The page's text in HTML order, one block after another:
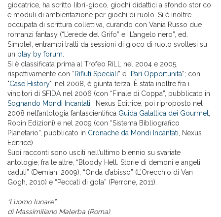
giocatrice, ha scritto libri-gioco, giochi didattici a sfondo storico
e moduli di ambientazione per giochi di ruolo. Si è inoltre
occupata di scrittura collettiva, curando con Vania Russo due
romanzi fantasy (“L’erede del Grifo” e “L’angelo nero”, ed.
Simple), entrambi tratti da sessioni di gioco di ruolo svoltesi su
un play by forum
Si è classificata prima al Trofeo RiLL nel 2004 e 2005,
rispettivamente con “Rifiuti Speciali” e “Pari Opportunità”; con
"Case History", nel 2008, è giunta terza. È stata inoltre fra i
vincitori di SFIDA nel 2006 (con “Finale di Coppa”, pubblicato in
Sognando Mondi Incantati , Nexus Editrice, poi riproposto nel
2008 nell’antologia fantascientifica Guida Galattica dei Gourmet
Robin Edizioni) e nel 2009 (con “Sistema Bibliografico
Planetario”, pubblicato in Cronache da Mondi Incantati , Nexus
Editrice).
Suoi racconti sono usciti nell’ultimo biennio su svariate
antologie; fra le altre, “Bloody Hell. Storie di demoni e angeli
caduti” (Demian, 2009), “Onda d’abisso” (L’Orecchio di Van
Gogh, 2010) e “Peccati di gola” (Perrone, 2011).
“L’uomo lunare”
di Massimiliano Malerba (Roma)